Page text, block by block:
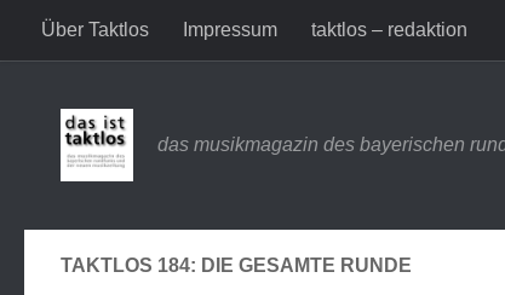
Zum Inhalt springen
Über Taktlos Impressum taktlos – redaktion
das musikmagazin des bayerischen
TAKTLOS 184: DIE GESAMTE RUNDE